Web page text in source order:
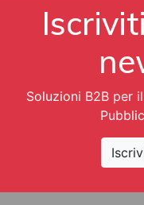
Soluzioni B2B per